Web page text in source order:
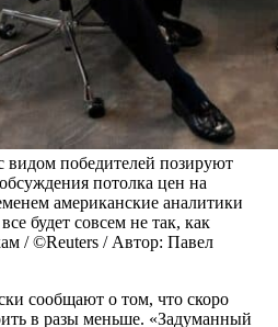
победителей позируют
потолка цен на
американские аналитики
будет совсем не так, как
/ ©Reuters / Автор: Павел
сообщают о том, что скоро
в разы меньше. «Задуманный